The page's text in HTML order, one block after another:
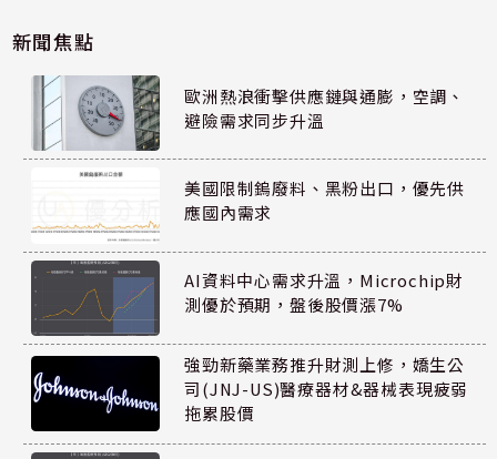
新聞焦點
歐洲熱浪衝擊供應鏈與通膨，空調、
避險需求同步升溫
美國限制鎢廢料、黑粉出口，優先供
應國內需求
AI資料中心需求升溫，Microchip財
測優於預期，盤後股價漲7%
強勁新藥業務推升財測上修，嬌生公
司(JNJ-US)醫療器材&器械表現疲弱
拖累股價